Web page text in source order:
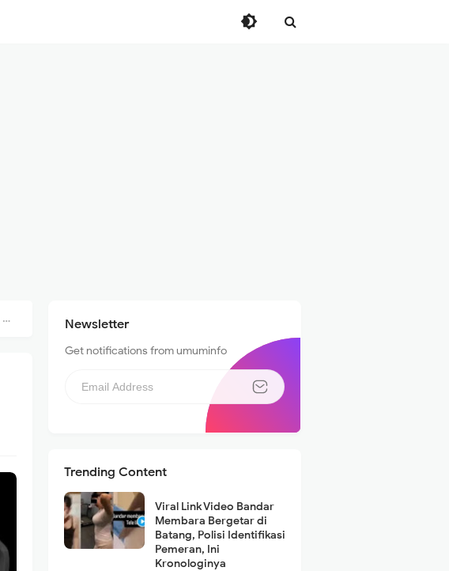
Newsletter
Get notifications from umuminfo
Trending Content
Viral Link Video Bandar
Membara Bergetar di
Batang, Polisi Identifikasi
Pemeran, Ini
Kronologinya